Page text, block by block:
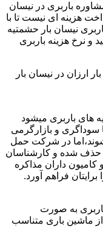
باربری در نیسان
هزینه ای نیست تا با
نیسان بار حشمتیه
و نرخ هزینه باربری
ارزان در نیسان بار
های باربری میشود
سوداگری و بازارگرمی
در شرکت حمل
حذف شده و کارشناسان
داران مذاکره
برایتان فراهم آورد.
به صورت
ماشین باری متناسب